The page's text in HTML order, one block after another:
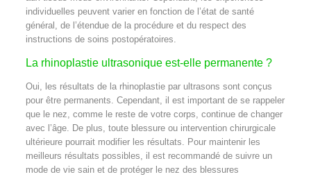
individuelles peuvent varier en fonction de l’état de santé
général, de l’étendue de la procédure et du respect des
instructions de soins postopératoires.
La rhinoplastie ultrasonique est-elle permanente ?
Oui, les résultats de la rhinoplastie par ultrasons sont conçus
pour être permanents. Cependant, il est important de se rappeler
que le nez, comme le reste de votre corps, continue de changer
avec l’âge. De plus, toute blessure ou intervention chirurgicale
ultérieure pourrait modifier les résultats. Pour maintenir les
meilleurs résultats possibles, il est recommandé de suivre un
mode de vie sain et de protéger le nez des blessures